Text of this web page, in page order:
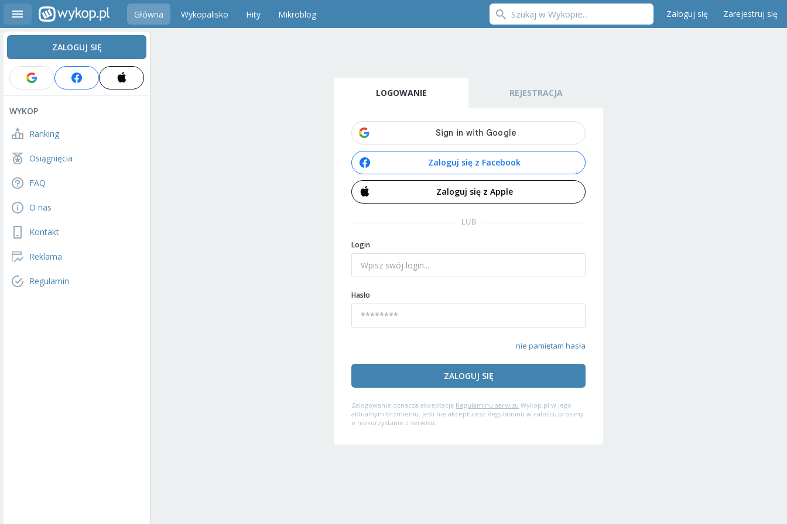
Główna Wykopalisko Hity Mikroblog Zaloguj się Zarejestruj się
ZALOGUJ SIĘ
WYKOP
Ranking
Osiągnięcia
FAQ
O nas
Kontakt
Reklama
Regulamin
LOGOWANIE REJESTRACJA
Zaloguj się z Facebook
Zaloguj się z Apple
LUB
Login
Hasło
nie pamiętam hasła
ZALOGUJ SIĘ
Zalogowanie oznacza akceptację Regulaminu serwisu Wykop.pl w jego
aktualnym brzmieniu. Jeśli nie akceptujesz Regulaminu w całości, prosimy
o niekorzystanie z serwisu.